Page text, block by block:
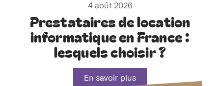
4 août 2026
Prestataires de location
informatique en France :
lesquels choisir ?
En savoir plus